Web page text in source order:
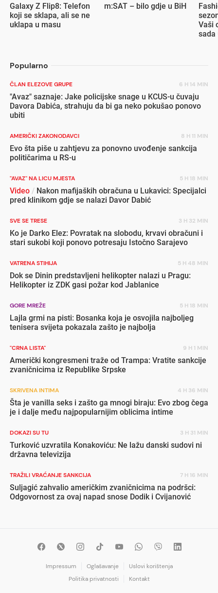
Galaxy Z Flip8: Telefon
koji se sklapa, ali se ne
uklapa u masu
m:SAT – bilo gdje u BiH
Vaši
sada
Popularno
ČLAN ELEZOVE GRUPE 6 H 14 MIN
"Avaz" saznaje: Jake policijske snage u KCUS-u čuvaju
Davora Dabića, strahuju da bi ga neko pokušao ponovo
ubiti
AMERIČKI ZAKONODAVCI 8 H 11 MIN
Evo šta piše u zahtjevu za ponovno uvođenje sankcija
političarima u RS-u
"AVAZ" NA LICU MJESTA 5 H 18 MIN
Video / Nakon mafijaških obračuna u Lukavici: Specijalci
pred klinikom gdje se nalazi Davor Dabić
SVE SE TRESE 3 H 32 MIN
Ko je Darko Elez: Povratak na slobodu, krvavi obračuni i
stari sukobi koji ponovo potresaju Istočno Sarajevo
VATRENA STIHIJA 5 H 48 MIN
Dok se Dinin predstavljeni helikopter nalazi u Pragu:
Helikopter iz ZDK gasi požar kod Jablanice
GORE MREŽE 5 H 18 MIN
Lajla grmi na pisti: Bosanka koja je osvojila najboljeg
tenisera svijeta pokazala zašto je najbolja
"CRNA LISTA" 9 H 1 MIN
Američki kongresmeni traže od Trampa: Vratite sankcije
zvaničnicima iz Republike Srpske
SKRIVENA INTIMA 4 H 36 MIN
Šta je vanilla seks i zašto ga mnogi biraju: Evo zbog čega
je i dalje među najpopularnijim oblicima intime
DOKAZI SU TU 3 H 31 MIN
Turković uzvratila Konakoviću: Ne lažu danski sudovi ni
državna televizija
TRAŽILI VRAĆANJE SANKCIJA 7 H 16 MIN
Suljagić zahvalio američkim zvaničnicima na podršci:
Odgovornost za ovaj napad snose Dodik i Cvijanović
Impressum Oglašavanje
Uslovi korištenja
Politika privatnosti
Kontakt